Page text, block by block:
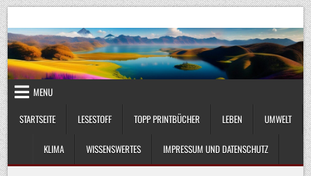
Skip
to
content
UmweltKlima.com
MENU
STARTSEITE
LESESTOFF TOPP PRINTBÜCHER LEBEN UMWELT
KLIMA WISSENSWERTES IMPRESSUM UND DATENSCHUTZ